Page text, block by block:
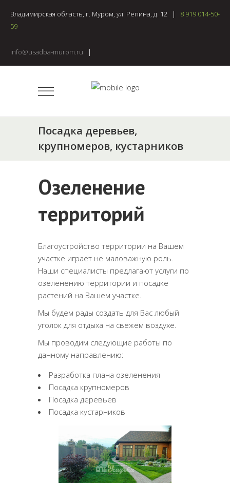
Владимирская область, г. Муром, ул. Репина, д. 12 | 8 919 014-50-
59
info@usadba-murom.ru |
Посадка деревьев,
крупномеров, кустарников
Озеленение
территорий
Благоустройство территории на Вашем
участке играет не маловажную роль.
Наши специалисты предлагают услуги по
озеленению территории и посадке
растений на Вашем участке.
Мы будем рады создать для Вас любый
уголок для отдыха на свежем воздухе.
Мы проводим следующие работы по
данному направлению:
Разработка плана озеленения
Посадка крупномеров
Посадка деревьев
Посадка кустарников